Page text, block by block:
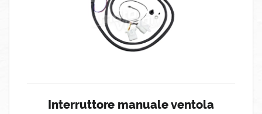
Interruttore manuale ventola